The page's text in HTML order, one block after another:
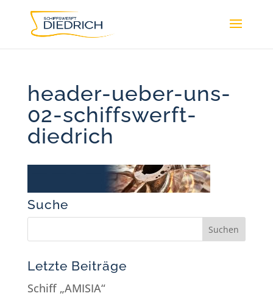
header-ueber-uns-
02-schiffswerft-
diedrich
Suche
Letzte Beiträge
Schiff „AMISIA“